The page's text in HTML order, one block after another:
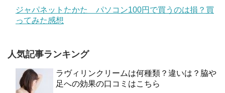
ジャパネットたかた パソコン100円で買うのは損？買
ってみた感想
人気記事ランキング
ラヴィリンクリームは何種類？違いは？脇や
足への効果の口コミはこちら